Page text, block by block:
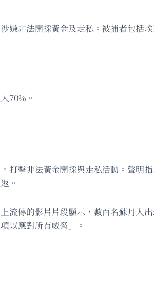
非法開採黃金及走私。被捕者包括
70%。
擊非法黃金開採與走私活動。聲明
。
流傳的影片片段顯示，數百名蘇丹人
以應對所有威脅」。